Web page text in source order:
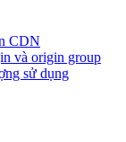
CDN
và origin group
sử dụng